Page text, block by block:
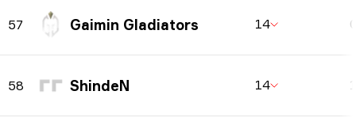
57 Gaimin Gladiators 14
58 ShindeN 14